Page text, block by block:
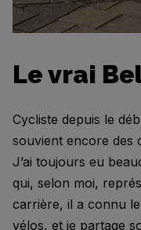
Le vrai
Cycliste depuis le
souvient encore des
J’ai toujours eu
qui, selon moi,
carrière, il a connu
vélos, et je partage